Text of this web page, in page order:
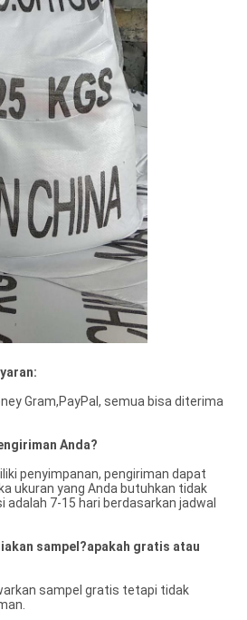
Gram,PayPal, semua bisa diterima
Anda?
penyimpanan, pengiriman dapat
ukuran yang Anda butuhkan tidak
7-15 hari berdasarkan jadwal
sampel?apakah gratis atau
sampel gratis tetapi tidak